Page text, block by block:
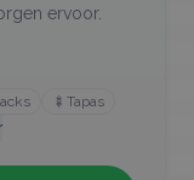
ervoor.
🍢 Tapas